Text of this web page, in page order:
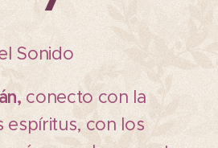
Sonido
conecto con la
espíritus, con los